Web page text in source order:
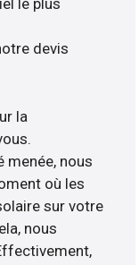
le plus
devis
la
menée, nous
où les
sur votre
nous